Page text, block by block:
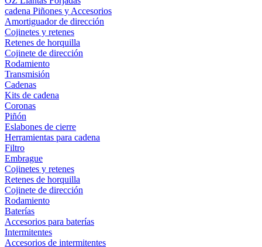
cadena Piñones y Accesorios
Amortiguador de dirección
Cojinetes y retenes
Retenes de horquilla
Cojinete de dirección
Rodamiento
Transmisión
Cadenas
Kits de cadena
Coronas
Piñón
Eslabones de cierre
Herramientas para cadena
Filtro
Embrague
Cojinetes y retenes
Retenes de horquilla
Cojinete de dirección
Rodamiento
Baterías
Accesorios para baterías
Intermitentes
Accesorios de intermitentes